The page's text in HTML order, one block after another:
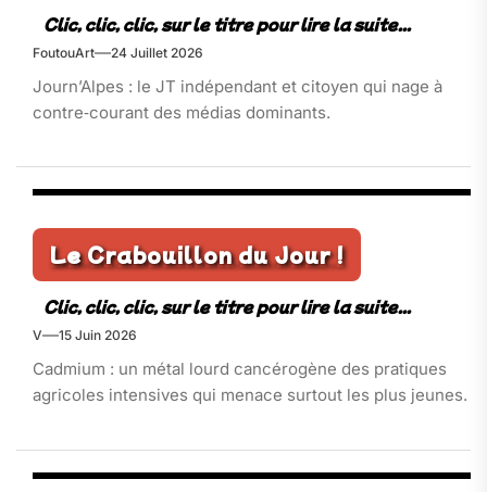
FoutouArt 24 Juillet 2026
Journ’Alpes : le JT indépendant et citoyen qui nage à
contre‑courant des médias dominants.
Le Crabouillon du Jour !
V 15 Juin 2026
Cadmium : un métal lourd cancérogène des pratiques
agricoles intensives qui menace surtout les plus jeunes.